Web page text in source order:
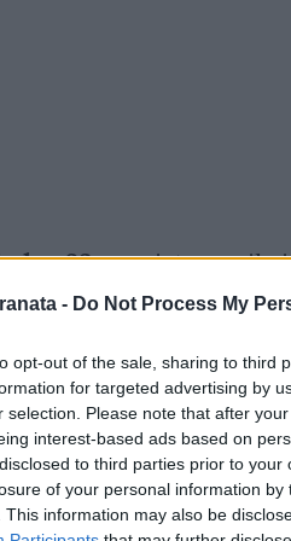
- Do Not Process My
opt-out of the sale, sharing to third
for targeted advertising by
selection. Please note that after
interest-based ads based on
to third parties prior to
of your personal information by
This information may also be
23, prevista per il
rinvio. La
di almeno
anno (e dato
la richiesta di rinvio da
, dal canto suo,
. In caso di
all' Arechi